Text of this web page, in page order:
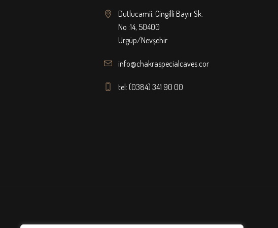
Dutlucamii, Cingilli Bayır Sk.
No :14, 50400
Ürgüp/Nevşehir
info@chakraspecialcaves.com
tel: (0384) 341 90 00